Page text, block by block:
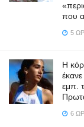
που
5
Η
εμπ.
6